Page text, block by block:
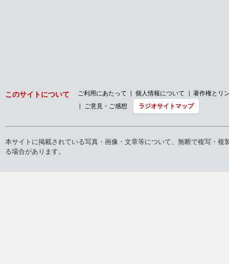
このサイトについて ご利用にあたって 個人情報について
著作権とリ
ご意見・ご感想
ラジオサイトマップ
本サイトに掲載されている写真・画像・文章等について、無断で複写・
る場合があります。